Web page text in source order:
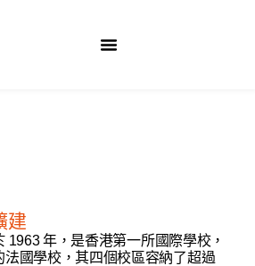
建
1963 年，是香港第一所國際學校，
法國學校，其四個校區容納了超過